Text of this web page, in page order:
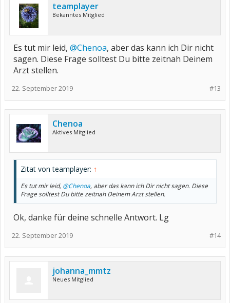
teamplayer
Bekanntes Mitglied
Es tut mir leid, @Chenoa, aber das kann ich Dir nicht
sagen. Diese Frage solltest Du bitte zeitnah Deinem
Arzt stellen.
#13
22. September 2019
Chenoa
Aktives Mitglied
Zitat von teamplayer: ↑
Es tut mir leid, @Chenoa, aber das kann ich Dir nicht sagen. Diese
Frage solltest Du bitte zeitnah Deinem Arzt stellen.
Ok, danke für deine schnelle Antwort. Lg
#14
22. September 2019
johanna_mmtz
Neues Mitglied